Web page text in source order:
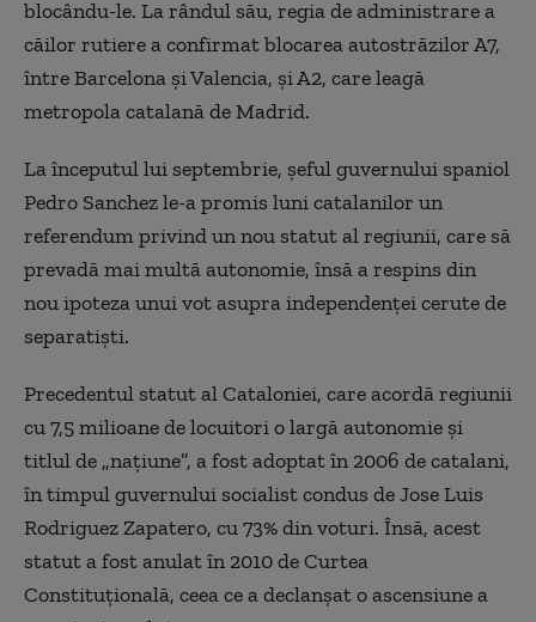
blocându-le. La rândul său, regia de administrare a
căilor rutiere a confirmat blocarea autostrăzilor A7,
între Barcelona şi Valencia, şi A2, care leagă
metropola catalană de Madrid.
La începutul lui septembrie, şeful guvernului spaniol
Pedro Sanchez le-a promis luni catalanilor un
referendum privind un nou statut al regiunii, care să
prevadă mai multă autonomie, însă a respins din
nou ipoteza unui vot asupra independenţei cerute de
separatişti.
Precedentul statut al Cataloniei, care acordă regiunii
cu 7,5 milioane de locuitori o largă autonomie şi
titlul de „naţiune”, a fost adoptat în 2006 de catalani,
în timpul guvernului socialist condus de Jose Luis
Rodriguez Zapatero, cu 73% din voturi. Însă, acest
statut a fost anulat în 2010 de Curtea
Constituţională, ceea ce a declanşat o ascensiune a